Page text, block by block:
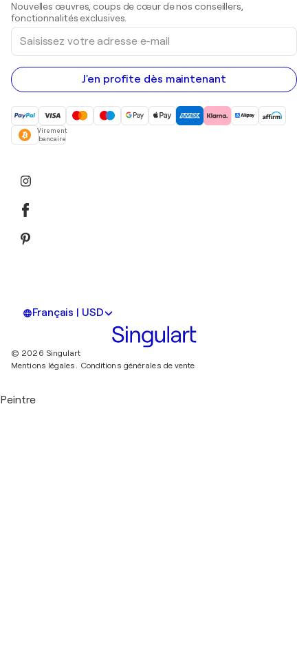
Peintures acryliques
Nouvelles œuvres, coups de cœur de nos conseillers,
fonctionnalités exclusives.
Saisissez
votre
adresse
e-
mail
J'en profite dès maintenant
Virement
bancaire
Français | USD
© 2026 Singulart
Mentions légales. Conditions générales de vente
Peintre